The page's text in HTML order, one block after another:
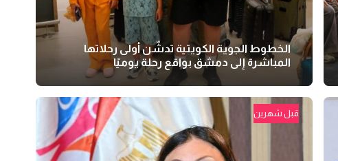
الخطوط الجوية الكويتية تدشّن أولى رحلاتها
المباشرة إلى دمشق بواقع رحلة يوميًا
قبل شهرين